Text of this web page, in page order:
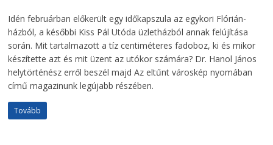
Idén februárban előkerült egy időkapszula az egykori Flórián-
házból, a későbbi Kiss Pál Utóda üzletházból annak felújítása
során. Mit tartalmazott a tíz centiméteres fadoboz, ki és mikor
készítette azt és mit üzent az utókor számára? Dr. Hanol János
helytörténész erről beszél majd Az eltűnt városkép nyomában
című magazinunk legújabb részében.
Tovább